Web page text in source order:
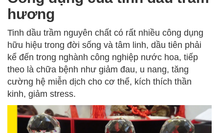
hương
Tinh dầu trầm nguyên chất có rất nhiều công dụng
hữu hiệu trong đời sống và tâm linh, dầu tiên phải
kể đến trong nghành công nghiệp nước hoa, tiếp
theo là chữa bệnh như giảm đau, u nang, tăng
cường hệ miễn dịch cho cơ thể, kích thích thần
kinh, giảm stress.